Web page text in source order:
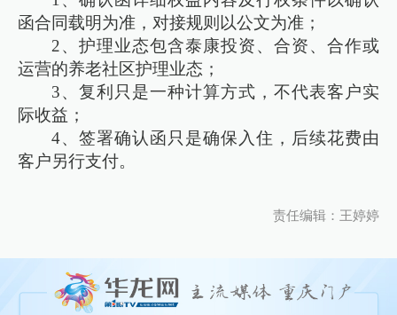
函合同载明为准，对接规则以公文为准；
2、护理业态包含泰康投资、合资、合作或
运营的养老社区护理业态；
3、复利只是一种计算方式，不代表客户实
际收益；
4、签署确认函只是确保入住，后续花费由
客户另行支付。
责任编辑：王婷婷